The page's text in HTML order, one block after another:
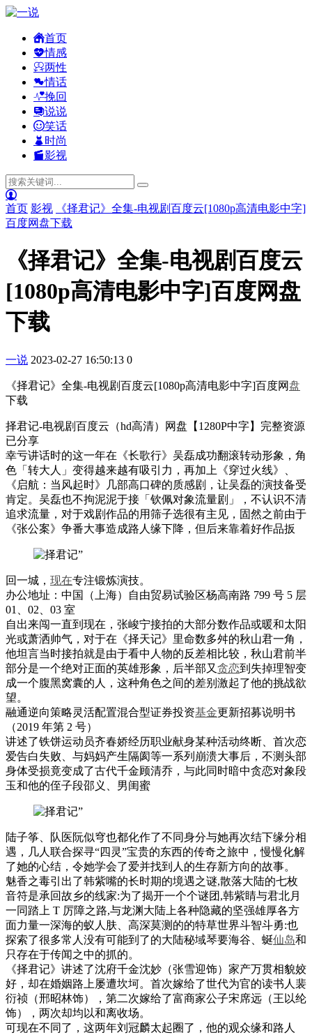
首页
情感
两性
情话
挽回
说说
笑话
时尚
影视
首页 影视
《择君记》全集-电视剧百度云[1080p高清电影中字]
百度网盘下载
《择君记》全集-电视剧百度云
[1080p高清电影中字]百度网盘
下载
一说 2023-02-27 16:50:13 0
《择君记》全集-电视剧百度云[1080p高清电影中字]百度网盘
下载
择君记-电视剧百度云（hd高清）网盘【1280P中字】完整资源
已分享
幸亏讲话时的这一年在《长歌行》吴磊成功翻滚转动形象，角
色「转大人」变得越来越有吸引力，再加上《穿过火线》、
《启航：当风起时》几部高口碑的质感剧，让吴磊的演技备受
肯定。吴磊也不拘泥泥于接「钦佩对象流量剧」，不认识不清
追求流量，对于戏剧作品的用筛子选很有主见，固然之前由于
《张公案》争番大事造成路人缘下降，但后来靠着好作品扳
回一城， 现在专注锻炼演技。
办公地址：中国（上海）自由贸易试验区杨高南路 799 号 5 层
01、02、03 室
自出来闯一直到现在，张峻宁接拍的大部分数作品或暖和太阳
光或萧洒帅气，对于在《择天记》里命数多舛的秋山君一角，
他坦言当时接拍就是由于看中人物的反差相比较，秋山君前半
部分是一个绝对正面的英雄形象，后半部又 贪恋到失掉理智变
成一个腹黑窝囊的人，这种角色之间的差别激起了他的挑战欲
望。
融通逆向策略灵活配置混合型证券投资基金更新招募说明书
（2019 年第 2 号）
讲述了铁饼运动员齐春娇经历职业献身某种活动终断、首次恋
爱告白失败、与妈妈产生隔阂等一系列崩溃大事后，不测头部
身体受损竟变成了古代千金顾清乔，与此同时暗中贪恋对象段
玉和他的侄子段邵义、男闺蜜
陆子筝、队医阮似穹也都化作了不同身分与她再次结下缘分相
遇，几人联合探寻“四灵”宝贵的东西的传奇之旅中，慢慢化解
了她的心结，令她学会了爱并找到人的生存新方向的故事。
魅香之毒引出了韩紫嘴的长时期的境遇之谜,散落大陆的七枚
音符是承回故乡的线家:为了揭开一个个谜团,韩紫睛与君北月
一同踏上 T 厉障之路,与龙渊大陆上各种隐藏的坚强雄厚各方
面力量一深海的蚁人肤、高深莫测的的特草世界斗智斗勇:也
探索了很多常人没有可能到了的大陆秘域琴要海谷、蜒仙岛和
只存在于传闻之中的抓的。
《择君记》讲述了沈府千金沈妙（张雪迎饰）家产万贯相貌姣
好，却在婚姻路上屡遭坎坷。首次嫁给了世代为官的读书人裴
衍祯（邢昭林饰），第二次嫁给了富商家公子宋席远（王以纶
饰），两次却均以和离收场。
可现在不同了，这两年刘冠麟太起圈了，他的观众缘和路人